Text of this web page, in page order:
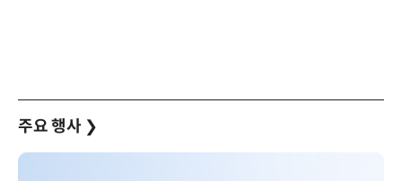
주요 행사 ❯